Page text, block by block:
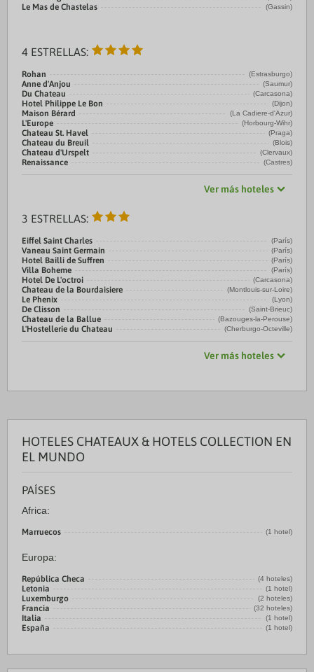
Le Mas de Chastelas (Gassin)
4 ESTRELLAS:
Rohan (Estrasburgo)
Anne d'Anjou (Saumur)
Du Chateau (Carcasona)
Hotel Philippe Le Bon (Dijon)
Maison Bérard (La Cadiere-d'Azur)
L'Europe (Horbourg-Wihr)
Chateau St. Havel (Praga)
Chateau du Breuil (Blois)
Chateau d'Urspelt (Clervaux)
Renaissance (Castres)
Ver más hoteles
3 ESTRELLAS:
Eiffel Saint Charles (París)
Vaneau Saint Germain (París)
Hotel Bailli de Suffren (París)
Villa Boheme (París)
Hotel De L'octroi (Carcasona)
Chateau de la Bourdaisiere (Montlouis-sur-Loire)
Le Phenix (Lyon)
De Clisson (Saint-Brieuc)
Chateau de la Ballue (Bazouges-la-Perouse)
L'Hostellerie du Chateau (Cherburgo-Octeville)
Ver más hoteles
HOTELES CHATEAUX & HOTELS COLLECTION EN
EL MUNDO
PAÍSES
Africa:
Marruecos (1 hotel)
Europa:
República Checa (4 hoteles)
Letonia (1 hotel)
Luxemburgo (2 hoteles)
Francia (32 hoteles)
Italia (1 hotel)
España (1 hotel)